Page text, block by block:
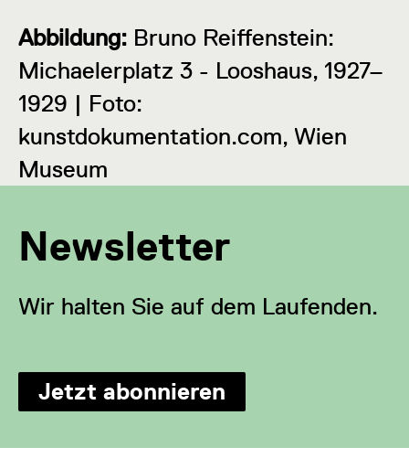
Abbildung: Bruno Reiffenstein:
Michaelerplatz 3 - Looshaus, 1927–
1929 | Foto:
kunstdokumentation.com, Wien
Museum
Newsletter
Wir halten Sie auf dem Laufenden.
Jetzt abonnieren